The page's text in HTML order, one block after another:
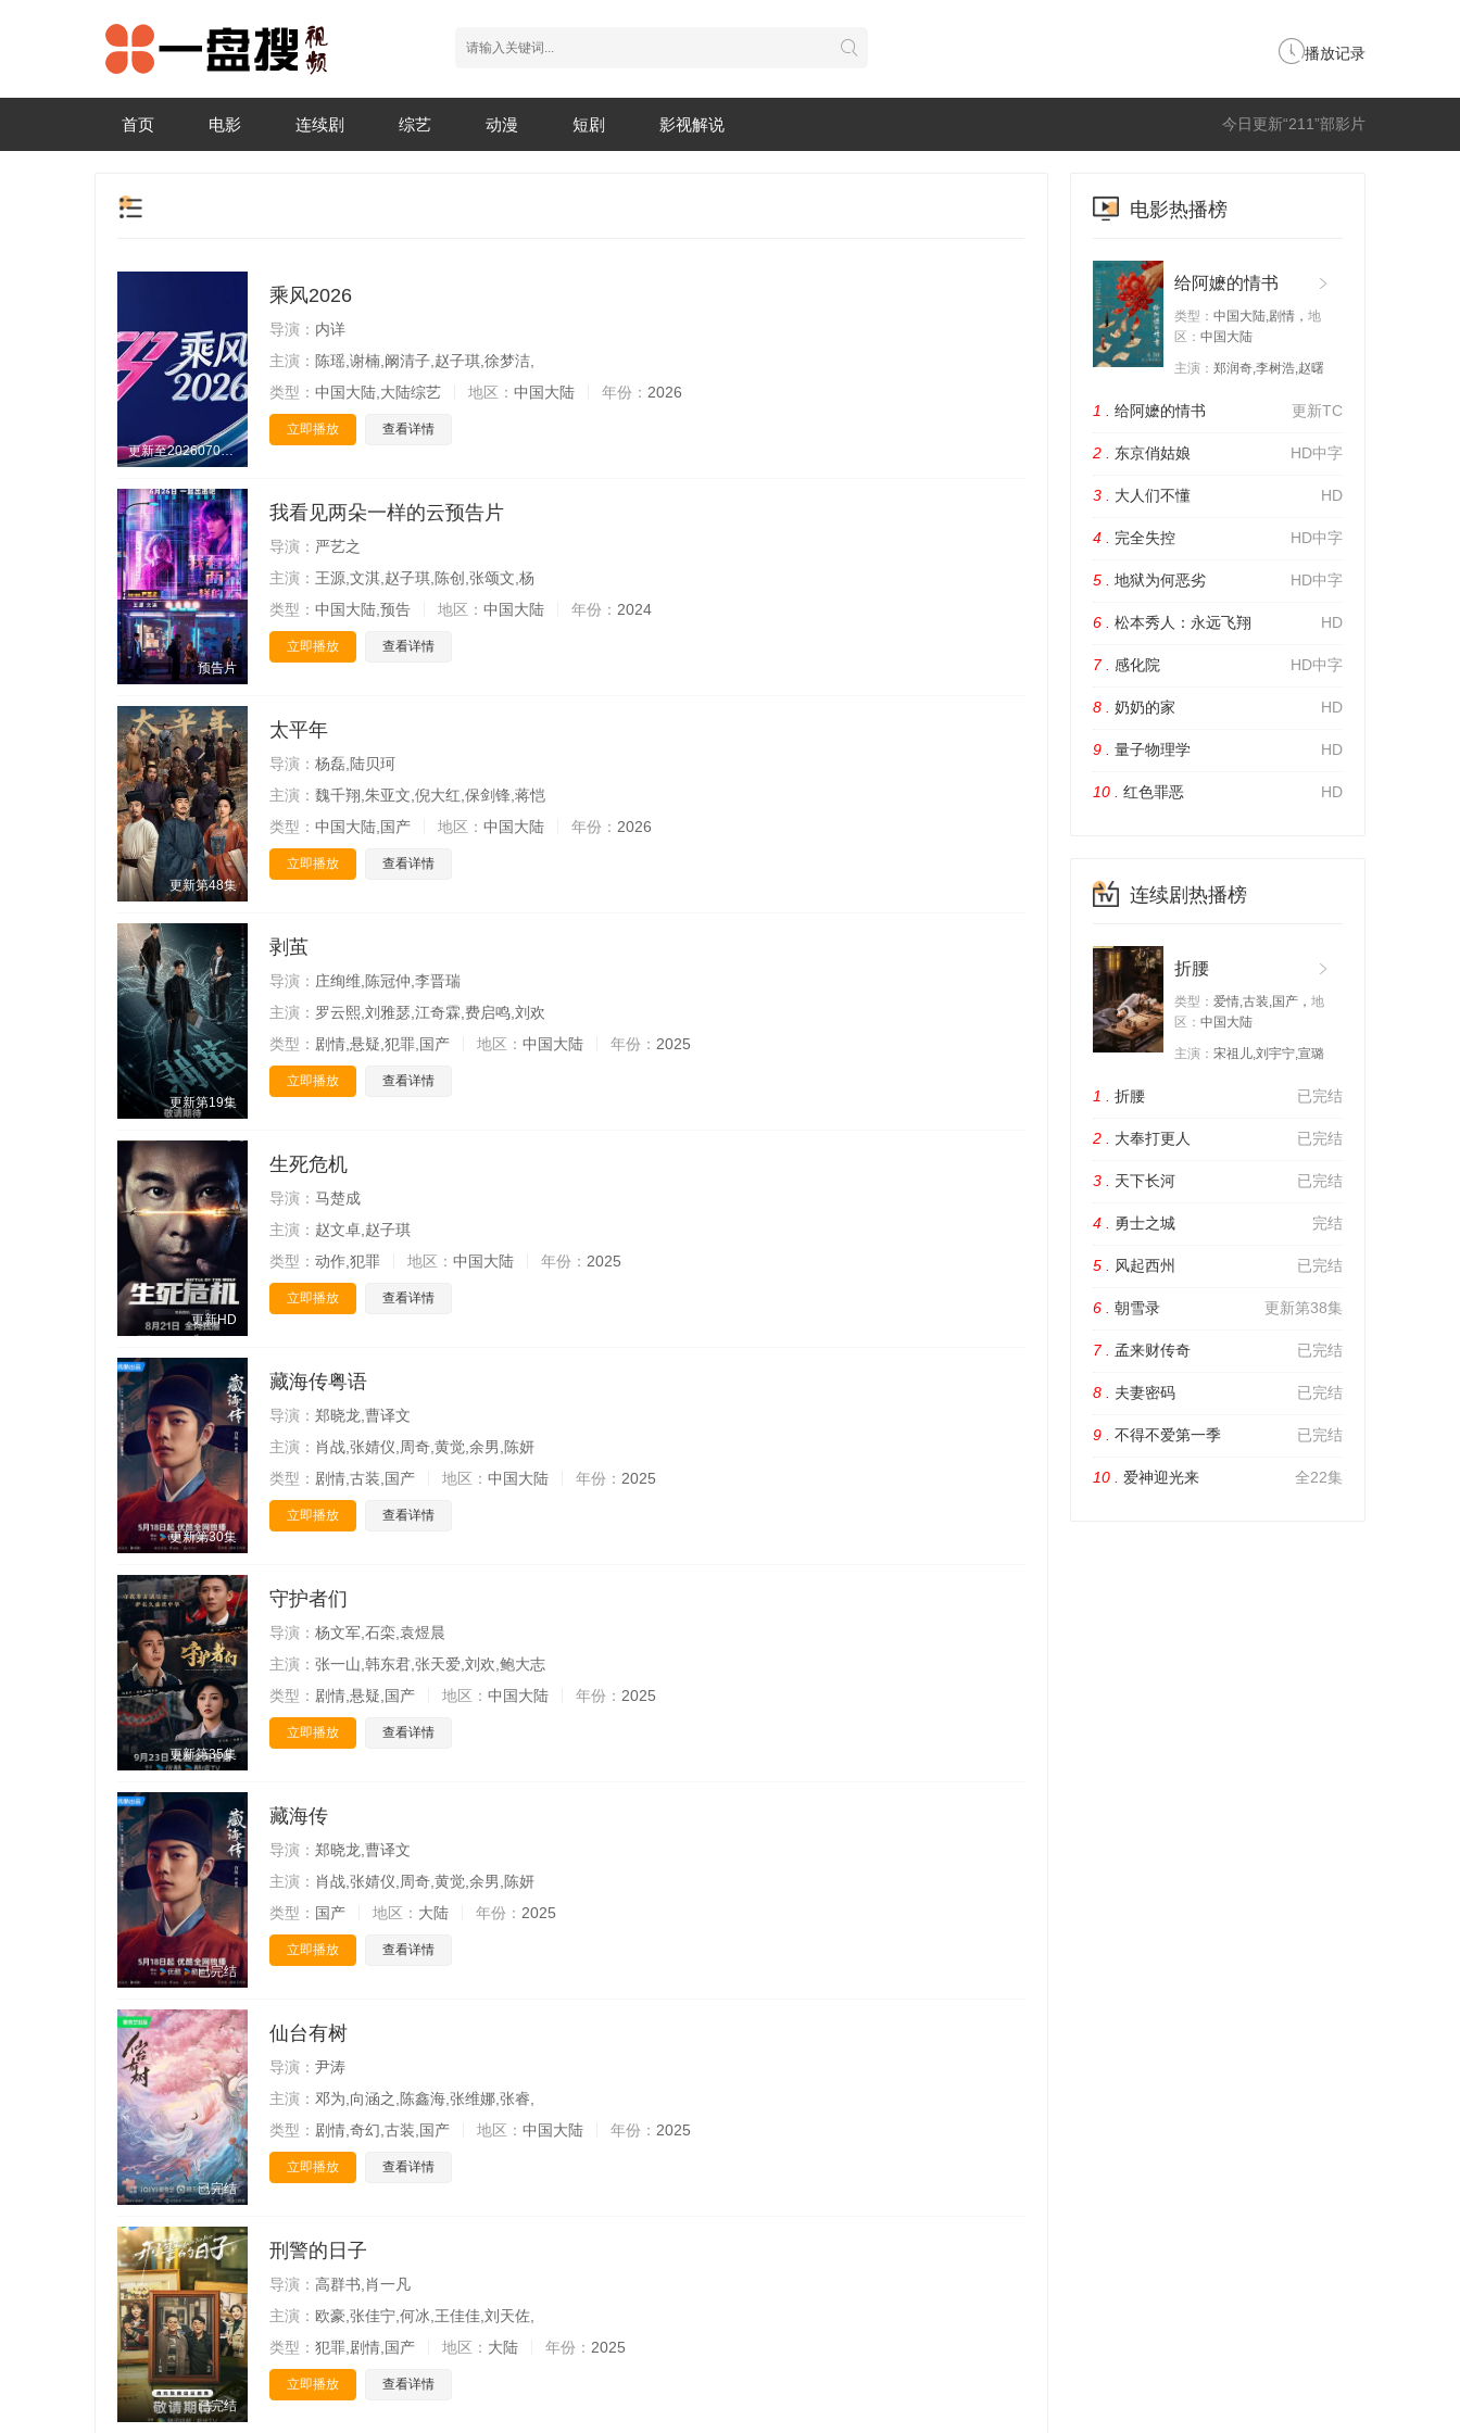
播放记录
今日更新“211”部影片
首页 电影 连续剧 综艺 动漫 短剧 影视解说
更新至20260703期
乘风2026
导演： 内详
主演： 陈瑶,谢楠,阚清子,赵子琪,徐梦洁,
类型： 中国大陆,大陆综艺 地区： 中国大陆 年份： 2026
立即播放 查看详情
预告片
我看见两朵一样的云预告片
导演： 严艺之
主演： 王源,文淇,赵子琪,陈创,张颂文,杨
类型： 中国大陆,预告 地区： 中国大陆 年份： 2024
立即播放 查看详情
更新第48集
太平年
导演： 杨磊,陆贝珂
主演： 魏千翔,朱亚文,倪大红,保剑锋,蒋恺
类型： 中国大陆,国产 地区： 中国大陆 年份： 2026
立即播放 查看详情
更新第19集
剥茧
导演： 庄绚维,陈冠仲,李晋瑞
主演： 罗云熙,刘雅瑟,江奇霖,费启鸣,刘欢
类型： 剧情,悬疑,犯罪,国产 地区： 中国大陆 年份： 2025
立即播放 查看详情
更新HD
生死危机
导演： 马楚成
主演： 赵文卓,赵子琪
类型： 动作,犯罪 地区： 中国大陆 年份： 2025
立即播放 查看详情
更新第30集
藏海传粤语
导演： 郑晓龙,曹译文
主演： 肖战,张婧仪,周奇,黄觉,余男,陈妍
类型： 剧情,古装,国产 地区： 中国大陆 年份： 2025
立即播放 查看详情
更新第35集
守护者们
导演： 杨文军,石栾,袁煜晨
主演： 张一山,韩东君,张天爱,刘欢,鲍大志
类型： 剧情,悬疑,国产 地区： 中国大陆 年份： 2025
立即播放 查看详情
已完结
藏海传
导演： 郑晓龙,曹译文
主演： 肖战,张婧仪,周奇,黄觉,余男,陈妍
类型： 国产 地区： 大陆 年份： 2025
立即播放 查看详情
已完结
仙台有树
导演： 尹涛
主演： 邓为,向涵之,陈鑫海,张维娜,张睿,
类型： 剧情,奇幻,古装,国产 地区： 中国大陆 年份： 2025
立即播放 查看详情
已完结
刑警的日子
导演： 高群书,肖一凡
主演： 欧豪,张佳宁,何冰,王佳佳,刘天佐,
类型： 犯罪,剧情,国产 地区： 大陆 年份： 2025
立即播放 查看详情
电影热播榜
给阿嬷的情书
类型： 中国大陆,剧情， 地
区： 中国大陆
主演： 郑润奇,李树浩,赵曙
更新TC
1 . 给阿嬷的情书
HD中字
2 . 东京俏姑娘
HD
3 . 大人们不懂
HD中字
4 . 完全失控
HD中字
5 . 地狱为何恶劣
HD
6 . 松本秀人：永远飞翔
HD中字
7 . 感化院
HD
8 . 奶奶的家
HD
9 . 量子物理学
HD
10 . 红色罪恶
连续剧热播榜
折腰
类型： 爱情,古装,国产， 地
区： 中国大陆
主演： 宋祖儿,刘宇宁,宣璐
已完结
1 . 折腰
已完结
2 . 大奉打更人
已完结
3 . 天下长河
完结
4 . 勇士之城
已完结
5 . 风起西州
更新第38集
6 . 朝雪录
已完结
7 . 孟来财传奇
已完结
8 . 夫妻密码
已完结
9 . 不得不爱第一季
全22集
10 . 爱神迎光来